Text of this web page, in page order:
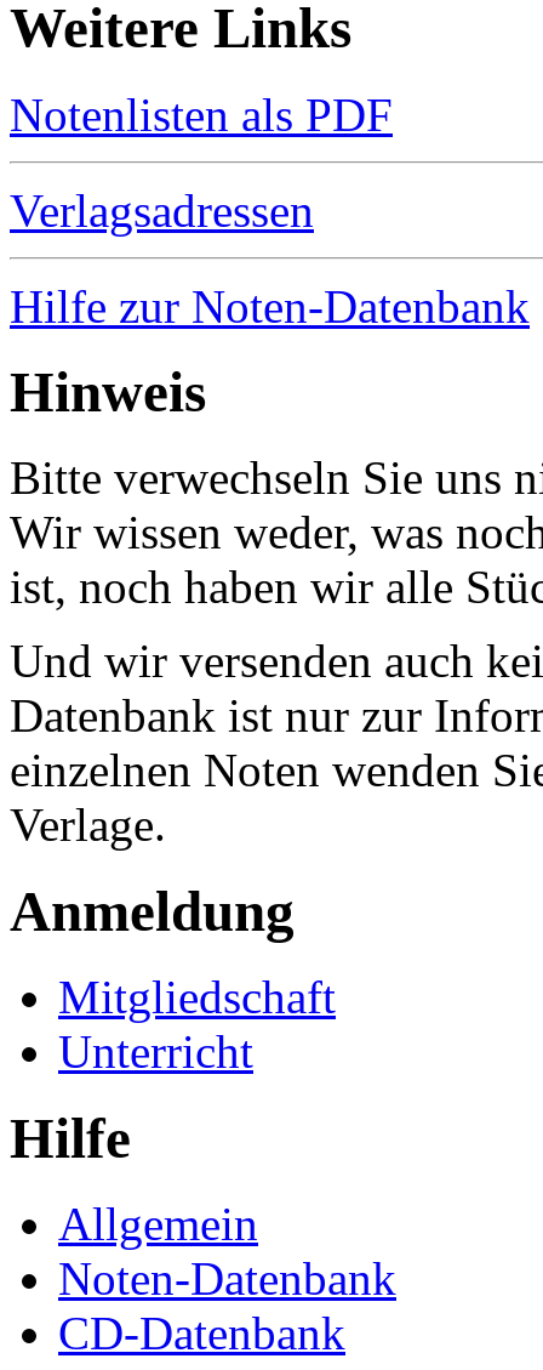
Weitere Links
Notenlisten als PDF
Verlagsadressen
Hilfe zur Noten-Datenbank
Hinweis
Bitte verwechseln Sie uns
Wir wissen weder, was
ist, noch haben wir alle
Und wir versenden auch
Datenbank ist nur zur
einzelnen Noten wenden
Verlage.
Anmeldung
Mitgliedschaft
Unterricht
Hilfe
Allgemein
Noten-Datenbank
CD-Datenbank